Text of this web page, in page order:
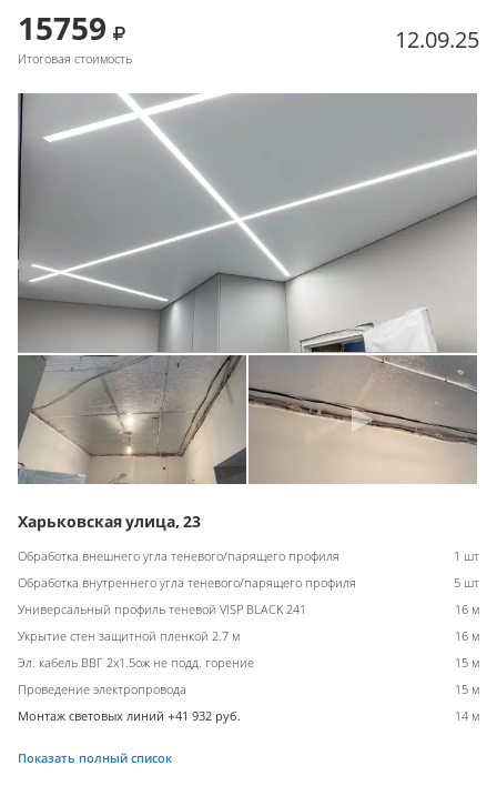
15759
Итоговая стоимость
12.09.25
Харьковская улица, 23
Обработка внешнего угла теневого/парящего профиля
1 шт
Обработка внутреннего угла теневого/парящего профиля
5 шт
Универсальный профиль теневой VISP BLACK 241
16 м
Укрытие стен защитной пленкой 2.7 м
16 м
Эл. кабель ВВГ 2х1.5ож не подд. горение
15 м
Проведение электропровода
15 м
Монтаж световых линий +41 932 руб.
14 м
Показать полный список